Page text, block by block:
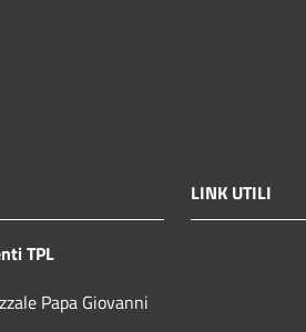
TPL
Papa Giovanni
LINK UTILI